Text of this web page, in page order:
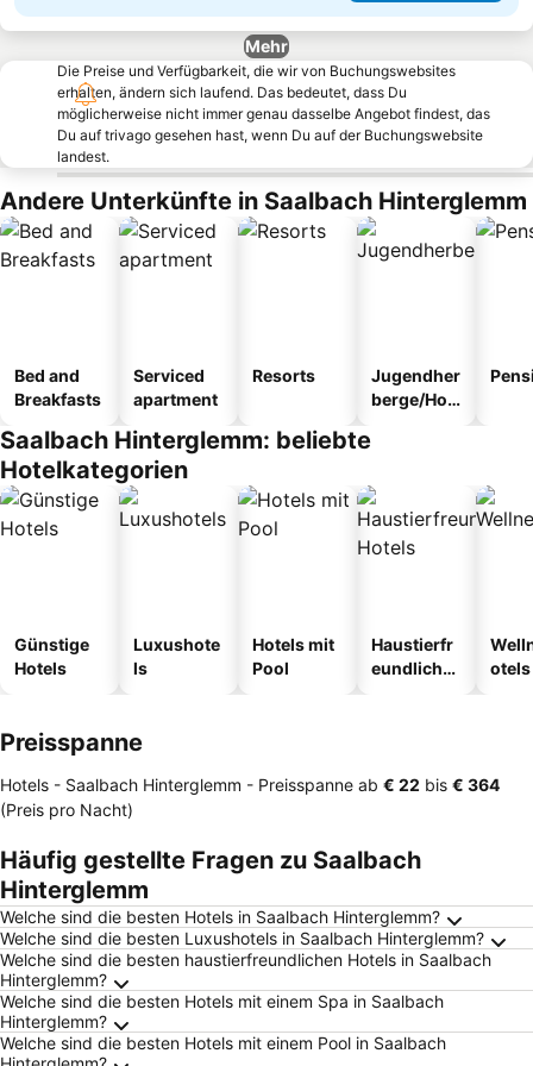
Mehr
Die Preise und Verfügbarkeit, die wir von Buchungswebsites
erhalten, ändern sich laufend. Das bedeutet, dass Du
möglicherweise nicht immer genau dasselbe Angebot findest, das
Du auf trivago gesehen hast, wenn Du auf der Buchungswebsite
landest.
Andere Unterkünfte in Saalbach Hinterglemm
Bed and
Breakfasts
Serviced
apartment
Resorts
Jugendher
berge/Hos
Saalbach Hinterglemm: beliebte
Hotelkategorien
Günstige
Hotels
Luxushote
ls
Hotels mit
Pool
Haustierfr
eundliche
otels
Preisspanne
Hotels - Saalbach Hinterglemm - Preisspanne ab ‎€ 22 bis ‎€ 364
(Preis pro Nacht)
Häufig gestellte Fragen zu Saalbach
Hinterglemm
Welche sind die besten Hotels in Saalbach Hinterglemm?
Welche sind die besten Luxushotels in Saalbach Hinterglemm?
Welche sind die besten haustierfreundlichen Hotels in Saalbach
Hinterglemm?
Welche sind die besten Hotels mit einem Spa in Saalbach
Hinterglemm?
Welche sind die besten Hotels mit einem Pool in Saalbach